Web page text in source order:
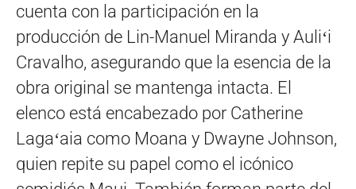
cuenta con la participación en la
producción de Lin-Manuel Miranda y Auliʻi
Cravalho, asegurando que la esencia de la
obra original se mantenga intacta. El
elenco está encabezado por Catherine
Lagaʻaia como Moana y Dwayne Johnson,
quien repite su papel como el icónico